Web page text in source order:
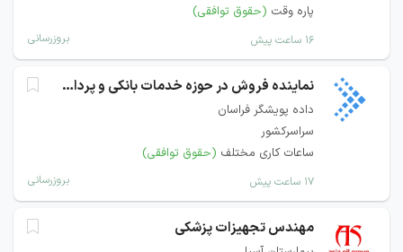
پاره وقت (حقوق توافقی)
۱۶ ساعت پیش بروزرسانی
نماینده فروش در حوزه خدمات بانکی و پرداخت
داده پویشگر فراسان
سراسرکشور
ساعات کاری مختلف (حقوق توافقی)
۱۷ ساعت پیش بروزرسانی
مهندس تجهیزات پزشکی